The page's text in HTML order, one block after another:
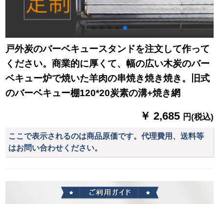
戸外炭のバーベキュースタンドを注文して作って
ください。商業的に厚くて、幅の広い木炭のバー
ベキュー炉で焼いた羊肉の串焼き焼き焼き。旧式
のバーベキュー棚120*20炭素の溝+焼き網
￥ 2,685 円(税込)
ここで表示されるのは商品原価です。代理費用、送料等
はお問い合わせください。